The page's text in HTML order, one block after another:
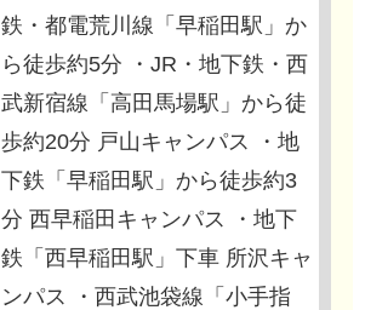
鉄・都電荒川線「早稲田駅」か
ら徒歩約5分 ・JR・地下鉄・西
武新宿線「高田馬場駅」から徒
歩約20分 戸山キャンパス ・地
下鉄「早稲田駅」から徒歩約3
分 西早稲田キャンパス ・地下
鉄「西早稲田駅」下車 所沢キャ
ンパス ・西武池袋線「小手指